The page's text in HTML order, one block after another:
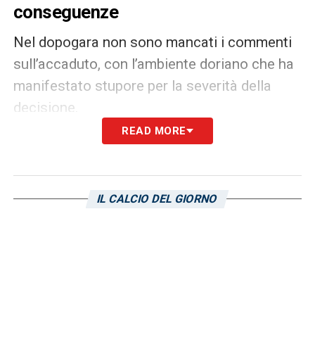
conseguenze
Nel dopogara non sono mancati i commenti
sull’accaduto, con l’ambiente doriano che ha
manifestato stupore per la severità della
decisione.
In un campionato equilibrato come la Serie
continuità di risultati, anche una decisione
READ MORE
IL CALCIO DEL GIORNO